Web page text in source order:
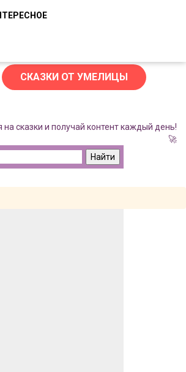
СКАЗКИ ОТ УМЕЛИЦЫ
на сказки и получай контент каждый день!
🚀